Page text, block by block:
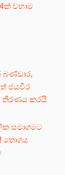
වහාම
බණ්ඩාර,
ජයවීර
තීරණය කරයි
සමාගමට
තොගය